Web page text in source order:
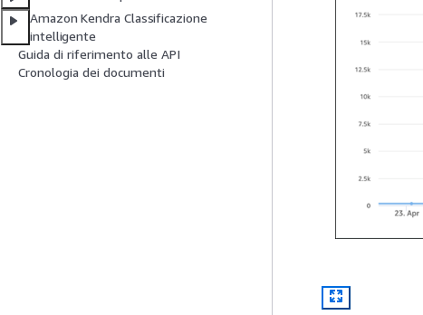
Amazon Kendra Classificazione
intelligente
Guida di riferimento alle API
Cronologia dei documenti